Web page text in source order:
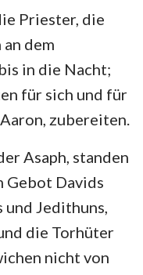
12 13
14
19 20
21
Priester, die
dem
in die Nacht;
für sich und für
zubereiten.
Asaph, standen
Gebot Davids
und Jedithuns,
die Torhüter
nicht von